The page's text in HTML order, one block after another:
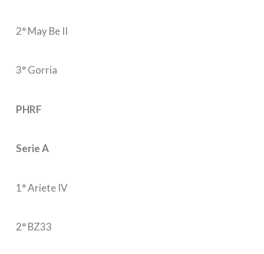
2° May Be II
3° Gorria
PHRF
Serie A
1° Ariete IV
2° BZ33